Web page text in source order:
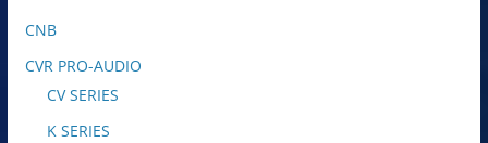
CNB
CVR PRO-AUDIO
CV SERIES
K SERIES